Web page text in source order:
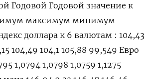
Годовой Годовой значение к
максимум минимум
доллара к 6 валютам : 104,43
104,49 104,1 105,88 99,549 Евро
1,0794 1,0798 1,0759 1,1275